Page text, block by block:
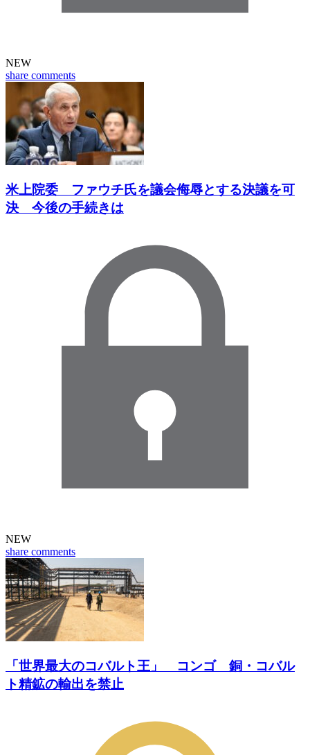
NEW
share comments
米上院委 ファウチ氏を議会侮辱とする決議を可
決 今後の手続きは
NEW
share comments
「世界最大のコバルト王」 コンゴ 銅・コバル
ト精鉱の輸出を禁止